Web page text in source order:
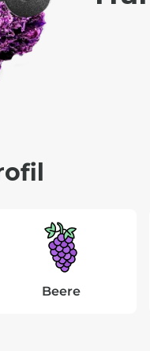
Beere